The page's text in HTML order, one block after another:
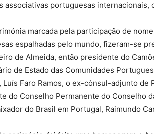
associativas portuguesas internacionais,
marcada pela participação de
espalhadas pelo mundo, fizeram-se
de Almeida, então presidente do
de Estado das Comunidades
Luís Faro Ramos, o ex-cônsul-adjunto de
do Conselho Permanente do Conselho
do Brasil em Portugal, Raimundo